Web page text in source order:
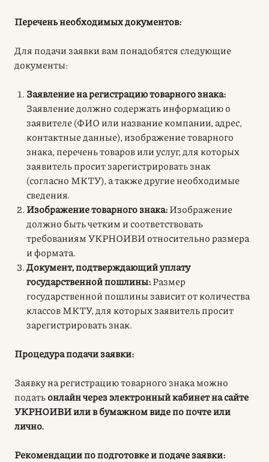
Перечень необходимых документов:
Для подачи заявки вам понадобятся следующие
документы:
Заявление на регистрацию товарного знака:
Заявление должно содержать информацию о
заявителе (ФИО или название компании, адрес,
контактные данные), изображение товарного
знака, перечень товаров или услуг, для которых
заявитель просит зарегистрировать знак
(согласно МКТУ), а также другие необходимые
сведения.
Изображение товарного знака:Изображение
должно быть четким и соответствовать
требованиям УКРНОИВИ относительно размера
и формата.
Документ, подтверждающий уплату
государственной пошлины:Размер
государственной пошлины зависит от количества
классов МКТУ, для которых заявитель просит
зарегистрировать знак.
Процедура подачи заявки:
Заявку на регистрацию товарного знака можно
податьонлайн через электронный кабинет на сайте
УКРНОИВИ или в бумажном виде по почте или
лично.
Рекомендации по подготовке и подаче заявки: